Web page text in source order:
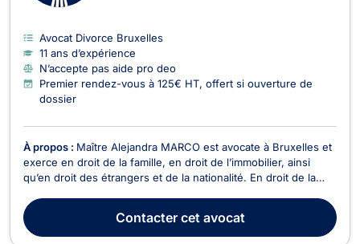
Avocat Divorce Bruxelles
11 ans d’expérience
N’accepte pas aide pro deo
Premier rendez-vous à 125€ HT, offert si ouverture de
dossier
À propos : Maître Alejandra MARCO est avocate à Bruxelles et
exerce en droit de la famille, en droit de l’immobilier, ainsi
qu’en droit des étrangers et de la nationalité. En droit de la
aux relations familiales telles que le divorce à l’amiable ou
contentieux. Elle prend éga...
Contactercet avocat